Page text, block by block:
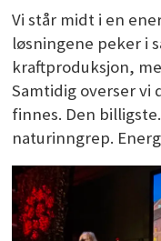
Vi står midt i en
løsningene peker i
kraftproduksjon,
Samtidig overser vi
finnes. Den
naturinngrep.